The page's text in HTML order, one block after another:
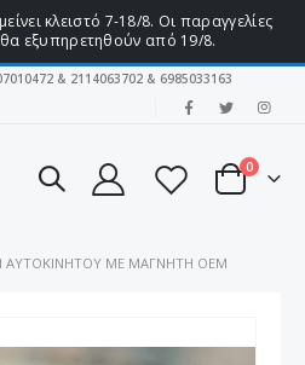
κλειστό 7-18/8. Οι παραγγελίες
εξυπηρετηθούν από 19/8.
& 2114063702 & 6985033163
Cart
0
ΑΥΤΟΚΙΝΉΤΟΥ ΜΕ ΜΑΓΝΉΤΗ OEM